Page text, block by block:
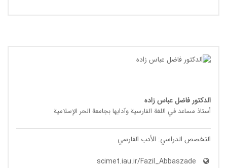
الدکتور فاضل عباس زاده
أستاذ مساعد في اللغة الفارسیة وآدابها بجامعة الحر الإسلامیة
التخصص الدراسي: الأدب الفارسي
scimet.iau.ir/Fazil_Abbaszade